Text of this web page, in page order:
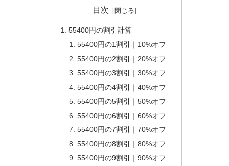
目次
55400円の割引計算
55400円の1割引｜10%オフ
55400円の2割引｜20%オフ
55400円の3割引｜30%オフ
55400円の4割引｜40%オフ
55400円の5割引｜50%オフ
55400円の6割引｜60%オフ
55400円の7割引｜70%オフ
55400円の8割引｜80%オフ
55400円の9割引｜90%オフ